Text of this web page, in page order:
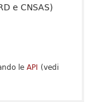
e CNSAS)
le API (vedi